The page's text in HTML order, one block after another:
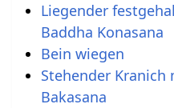
Liegender
Baddha Konasana
Bein wiegen
Stehender
Bakasana